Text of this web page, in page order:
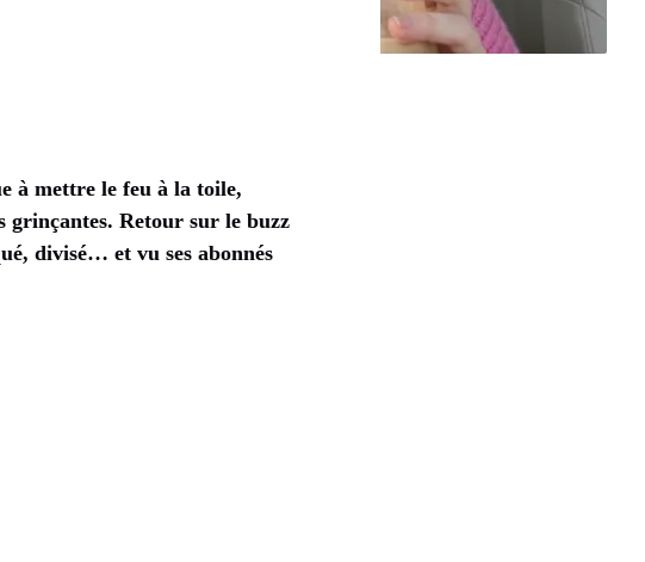
à mettre le feu à la toile,
grinçantes. Retour sur le buzz
divisé… et vu ses abonnés